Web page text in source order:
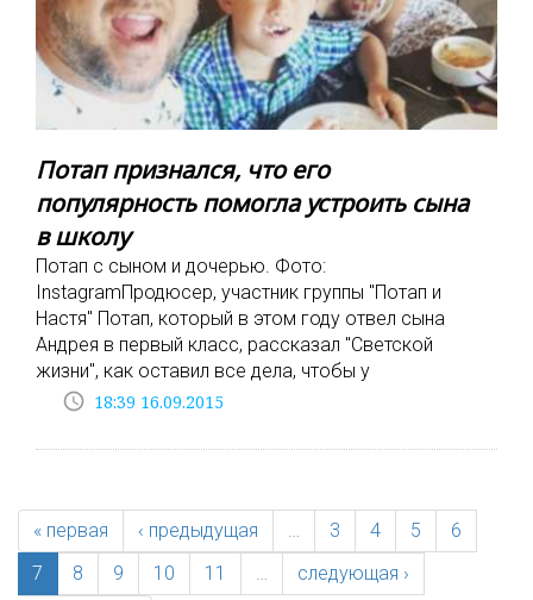
Потап признался, что его
популярность помогла устроить сына
в школу
Потап с сыном и дочерью. Фото:
InstagramПродюсер, участник группы "Потап и
Настя" Потап, который в этом году отвел сына
Андрея в первый класс, рассказал "Светской
жизни", как оставил все дела, чтобы у
access_time 18:39 16.09.2015
« первая ‹ предыдущая … 3 4 5
6
7
8 9 10 11 …
следующая ›